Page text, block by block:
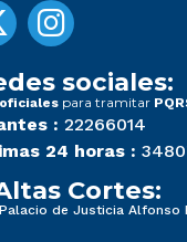
sociales:
para tramitar
: 22266014
24 horas :
Cortes:
de Justicia Alfonso